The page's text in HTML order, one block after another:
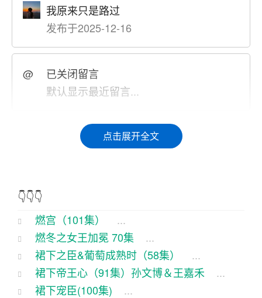
我原来只是路过
发布于2025-12-16
@
已关闭留言
默认显示最近留言...
哈，话说这燃宫啊，咱得从头说起。这地方，你可
别小看了，说是皇宫也不为过，但里头住的，可不
路来就像个球儿似的，摇摇摆摆的。
小胖刚到宫里，就被安排到了御膳房。那御膳房的
傅是个山东人，名叫老张，那手艺那是没得说。老
张一看小胖这模样，哈哈一笑，说：“小胖啊，你来
了，正好跟我学学手艺，这御膳房里的活儿，可是
点击展开全文
👇👇👇
燃宫（101集）
...
燃冬之女王加冕 70集
...
裙下之臣&葡萄成熟时（58集）
...
裙下帝王心（91集）孙文博＆王嘉禾
...
裙下宠臣(100集)
...